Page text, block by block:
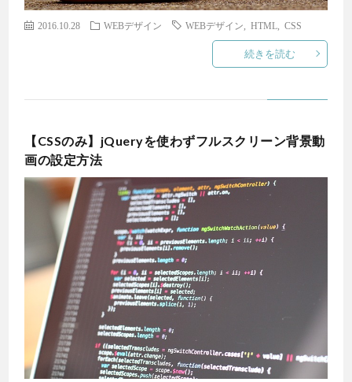
2016.10.28 WEBデザイン WEBデザイン ,HTML ,CSS
続きを読む
【CSSのみ】jQueryを使わずフルスクリーン背景動
画の設定方法